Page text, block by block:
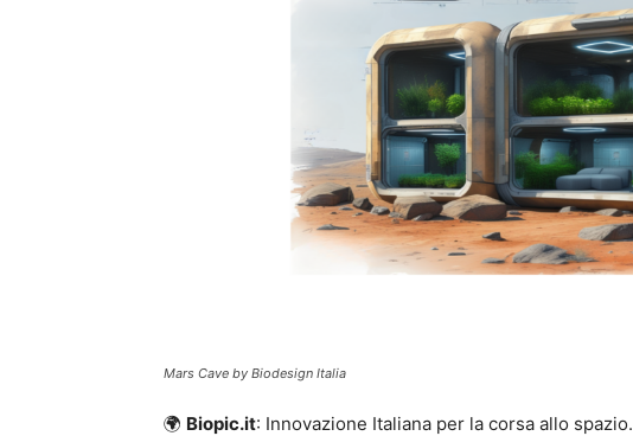
Mars Cave by Biodesign Italia
🌍 Biopic.it: Innovazione Italiana per la corsa allo spazio.